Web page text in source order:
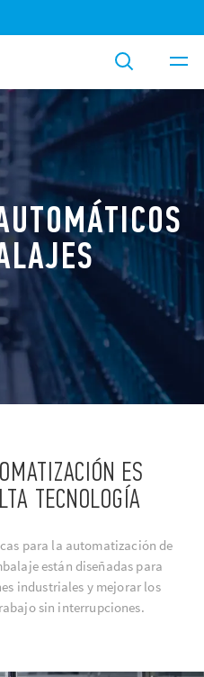
ES
TECNOLOGÍA
para la automatización de
están diseñadas para
industriales y mejorar los
sin interrupciones.